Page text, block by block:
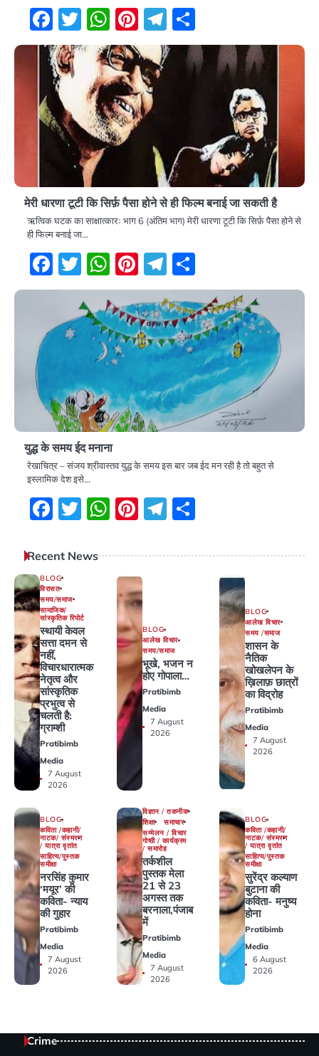
Facebook
Twitter
WhatsApp
Pinterest
Telegram
मेरी धारणा टूटी कि सिर्फ़ पैसा होने से ही फिल्म बनाई जा सकती है
ऋत्विक घटक का साक्षात्कारः भाग 6 (अंतिम भाग) मेरी धारणा टूटी कि सिर्फ़ पैसा होने से
ही फिल्म बनाई जा…
Facebook
Twitter
WhatsApp
Pinterest
Telegram
युद्ध के समय ईद मनाना
रेखाचित्र – संजय श्रीवास्तव युद्ध के समय इस बार जब ईद मन रही है तो बहुत से
इस्लामिक देश इसे…
Facebook
Twitter
WhatsApp
Pinterest
Telegram
Recent News
BLOG
विरासत
समय/समाज
सामाजिक/
सांस्कृतिक रिपोर्ट
स्थायी केवल
सत्ता दमन से
नहीं,
विचारधारात्मक
नेतृत्व और
सांस्कृतिक
प्रभुत्व से
चलती है:
ग्राम्शी
Pratibimb
Media
7 August
2026
BLOG
आलेख विचार
समय/समाज
भूखे, भजन न
होए गोपाला…
Pratibimb
Media
7 August
2026
BLOG
आलेख विचार
समय /समाज
शासन के
नैतिक
खोखलेपन के
ख़िलाफ़ छात्रों
का विद्रोह
Pratibimb
Media
7 August
2026
BLOG
कविता /कहानी/
नाटक/ संस्मरण
/ यात्रा वृतांत
साहित्य/पुस्तक
समीक्षा
नरसिंह कुमार
‘मयूर’ की
कविता- न्याय
की गुहार
Pratibimb
Media
7 August
2026
विज्ञान / तकनीक
शिक्षा
समाचार
सम्मेलन / विचार
गोष्ठी / कार्यक्रम
/ समारोह
तर्कशील
पुस्तक मेला
21 से 23
अगस्त तक
बरनाला,पंजाब
में
Pratibimb
Media
7 August
2026
BLOG
कविता /कहानी/
नाटक/ संस्मरण
/ यात्रा वृतांत
साहित्य/पुस्तक
समीक्षा
सुरेंद्र कल्याण
बुटाना की
कविता- मनुष्य
होना
Pratibimb
Media
6 August
2026
Crime